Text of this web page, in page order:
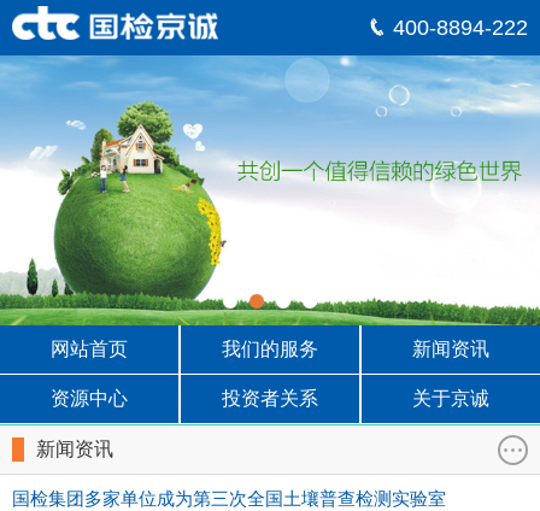
400-8894-222
网站首页 我们的服务 新闻资讯
资源中心 投资者关系 关于京诚
新闻资讯
国检集团多家单位成为第三次全国土壤普查检测实验室